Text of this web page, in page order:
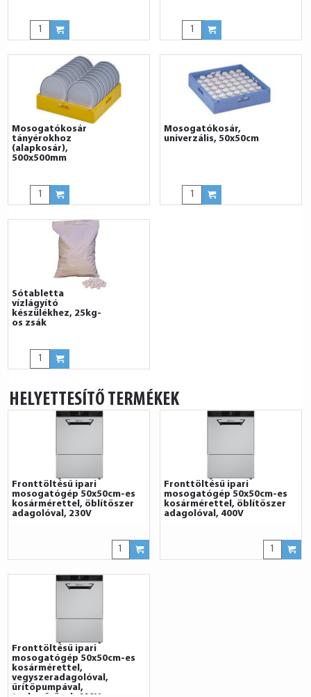
Mosogatókosár
tányérokhoz
(alapkosár),
500x500mm
Mosogatókosár,
univerzális, 50x50cm
Sótabletta
vízlágyító
készülékhez, 25kg-
os zsák
HELYETTESÍTŐ TERMÉKEK
Fronttöltésű ipari
mosogatógép 50x50cm-es
kosármérettel, öblítőszer
adagolóval, 230V
Fronttöltésű ipari
mosogatógép 50x50cm-es
kosármérettel, öblítőszer
adagolóval, 400V
Fronttöltésű ipari
mosogatógép 50x50cm-es
kosármérettel,
vegyszeradagolóval,
űrítőpumpával,